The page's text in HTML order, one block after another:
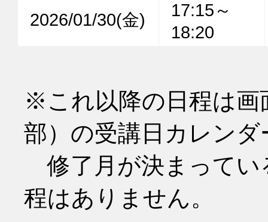
2026/01/30(金)
17:15～
18:20
※これ以降の日程は画
部）の受講日カレン
修了月が決まってい
程はありません。